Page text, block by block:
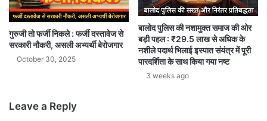
गुरुजी तो फर्जी निकले : फर्जी दस्तावेज से
सरकारी नौकरी, असली अभ्यर्थी बेरोजगार
October 30, 2025
बालोद पुलिस की नशामुक्त समाज की ओर
बड़ी पहल : ₹29.5 लाख से अधिक के
नशीले पदार्थ भिलाई इस्पात संयंत्र में पूरी
पारदर्शिता के साथ किया गया नष्ट
3 weeks ago
Leave a Reply